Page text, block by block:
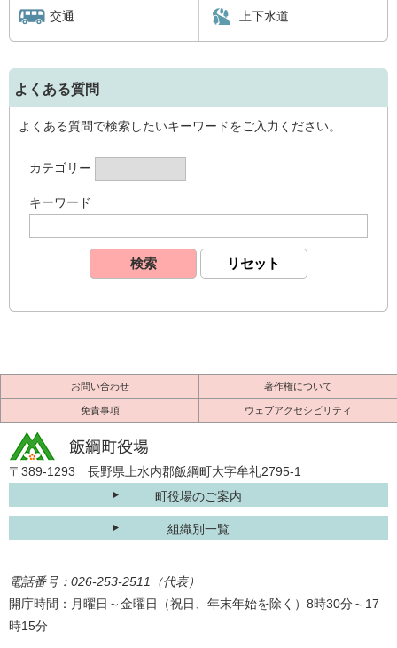
交通 上下水道
よくある質問
よくある質問で検索したいキーワードをご入力ください。
カテゴリー
キーワード
お問い合わせ 著作権について
免責事項 ウェブアクセシビリティ
〒389-1293 長野県上水内郡飯綱町大字牟礼2795-1
町役場のご案内
組織別一覧
電話番号：026-253-2511（代表）
開庁時間：月曜日～金曜日（祝日、年末年始を除く）8時30分～17
時15分